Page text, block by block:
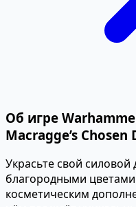
Об игре
Macragge’s Chosen
Украсьте свой
благородными
косметическим